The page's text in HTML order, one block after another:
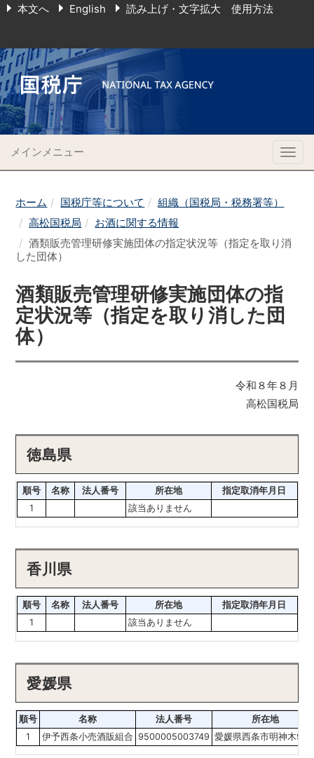
本文へ English 読み上げ・文字拡大 使用方法
メインメニュー
ホーム 国税庁等について
組織（国税局・税務署等）
高松国税局
お酒に関する情報
酒類販売管理研修実施団体の指定状況等（指定を取り消
した団体）
酒類販売管理研修実施団体の指
定状況等（指定を取り消した団
体）
令和８年８月
高松国税局
徳島県
順号 名称 法人番号 所在地
指定取消年月日
1
該当ありません
香川県
順号 名称 法人番号 所在地
指定取消年月日
1
該当ありません
愛媛県
順号 名称 法人番号
所在地
1
伊予西条小売酒販組合 9500005003749 愛媛県西条市明神木92-